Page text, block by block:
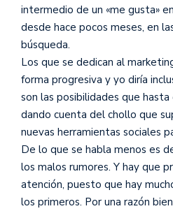
intermedio de un «me gusta»
desde hace pocos meses, en
búsqueda.
Los que se dedican al
forma progresiva y yo diría
son las posibilidades que
dando cuenta del chollo que
nuevas herramientas sociales
De lo que se habla menos es
los malos rumores. Y hay que
atención, puesto que hay
los primeros. Por una razón